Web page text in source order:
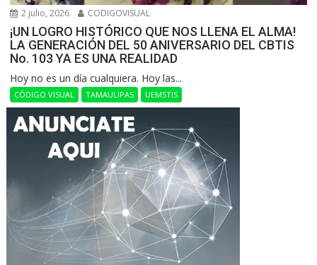
2 julio, 2026 CODIGOVISUAL
¡UN LOGRO HISTÓRICO QUE NOS LLENA EL ALMA!
LA GENERACIÓN DEL 50 ANIVERSARIO DEL CBTIS
No. 103 YA ES UNA REALIDAD
Hoy no es un día cualquiera. Hoy las...
CÓDIGO VISUAL TAMAULIPAS UEMSTIS